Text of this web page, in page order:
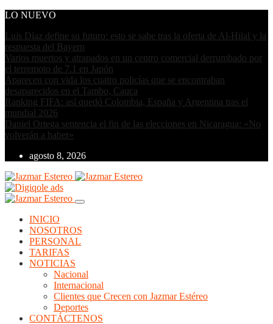
LO NUEVO
Luis Díaz define su futuro: esto se sabe tras la oferta de Al-Hilal y la
respuesta del Bayern
Varios muertos y atrapados en un centro comercial derrumbado por
el terremoto de 7.1 en Japón
Aparecen con vida los cuatro policías que se encontraban
desaparecidos en el Tambo, Cauca
Ranking FIFA: así quedó Colombia, España y Argentina tras el
mundial 2026
Daniel Ortega sentencia el fin de las elecciones en Nicaragua: «No
volverán a haber»
agosto 8, 2026
INICIO
NOSOTROS
PERSONAL
TARIFAS
NOTICIAS
Nacional
Internacional
Clientes que Crecen con Jazmar Estéreo
Deportes
CONTÁCTENOS